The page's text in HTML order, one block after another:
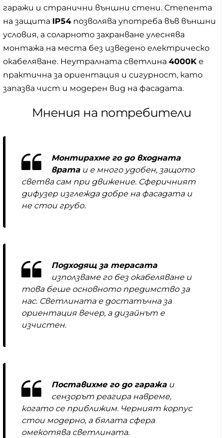
гаражи и странични външни стени. Степента
на защита IP54 позволява употреба във външни
условия, а соларното захранване улеснява
монтажа на места без изведено електрическо
окабеляване. Неутралната светлина 4000K е
практична за ориентация и сигурност, като
запазва чист и модерен вид на фасадата.
Мнения на потребители
Монтирахме го до входната
врата и е много удобен, защото
светва сам при движение. Сферичният
дифузер изглежда добре на фасадата и
не стои грубо.
Подходящ за терасата
използваме го без окабеляване и
това беше основното предимство за
нас. Светлината е достатъчна за
ориентация вечер, а дизайнът е
изчистен.
Поставихме го до гаража и
сензорът реагира навреме,
когато се приближим. Черният корпус
стои модерно, а бялата сфера
омекотява светлината.